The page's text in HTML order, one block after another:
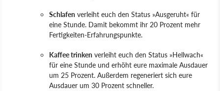
Schlafen verleiht euch den Status »Ausgeruht« für
eine Stunde. Damit bekommt ihr 20 Prozent mehr
Fertigkeiten-Erfahrungspunkte.
Kaffee trinken verleiht euch den Status »Hellwach«
für eine Stunde und erhöht eure maximale Ausdauer
um 25 Prozent. Außerdem regeneriert sich eure
Ausdauer um 30 Prozent schneller.